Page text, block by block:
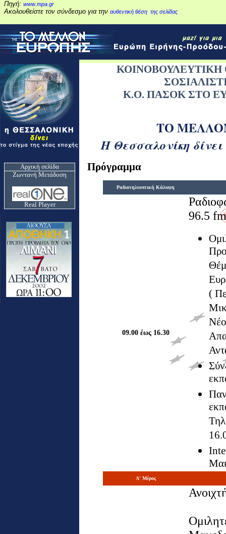
Πηγή: www.mpa gr
Ακολουθείστε τον σύνδεσμο για την αυθεντική θέση της σελίδας
Αρχική σελίδα
Ζωντανή Μετάδοση
Real Player
Κ.Ο. ΠΑΣΟΚ ΣΤΟ
ΤΟ
Η Θεσσαλονίκη
Πρόγραμμα
Ραδιοτηλεοπτική Κάλυψη
09.00 έως 16.30
96.5
(
Α' Μέρος